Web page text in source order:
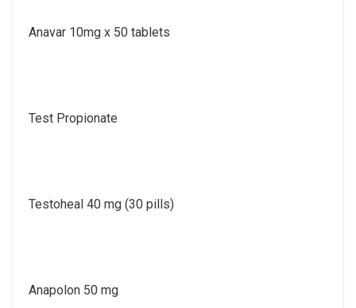
Anavar 10mg x 50 tablets
Test Propionate
Testoheal 40 mg (30 pills)
Anapolon 50 mg